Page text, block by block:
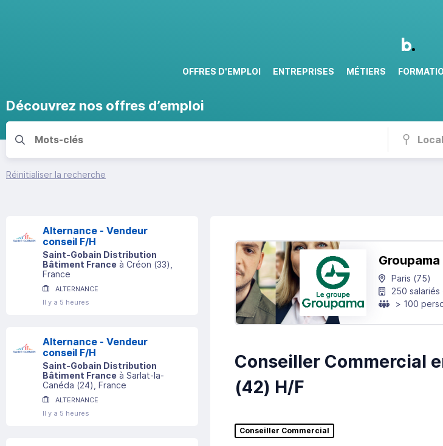
OFFRES D'EMPLOI ENTREPRISES MÉTIERS
Découvrez nos offres d’emploi
Réinitialiser la recherche
Alternance - Vendeur
conseil F/H
Saint-Gobain Distribution
Bâtiment France à Créon (33)
France
ALTERNANCE
Il y a 5 heures
Alternance - Vendeur
conseil F/H
Saint-Gobain Distribution
Bâtiment France à Sarlat-la-
Canéda (24) , France
ALTERNANCE
Il y a 5 heures
Groupama
Paris (75)
250 salariés
> 100
Conseiller Commercial
(42) H/F
Conseiller Commercial